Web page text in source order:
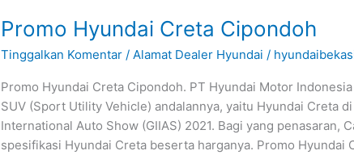
Promo Hyundai Creta Cipondoh
Tinggalkan Komentar /Alamat Dealer Hyundai /
Promo Hyundai Creta Cipondoh. PT Hyundai Motor
SUV (Sport Utility Vehicle) andalannya, yaitu Hyundai Creta
International Auto Show (GIIAS) 2021. Bagi yang penasaran,
spesifikasi Hyundai Creta beserta harganya. Promo Hyundai
Creta